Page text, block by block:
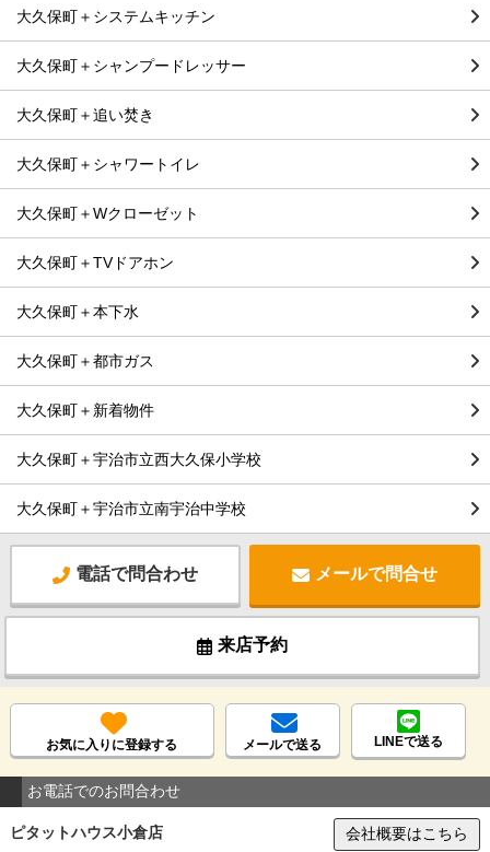
大久保町＋システムキッチン
大久保町＋シャンプードレッサー
大久保町＋追い焚き
大久保町＋シャワートイレ
大久保町＋Wクローゼット
大久保町＋TVドアホン
大久保町＋本下水
大久保町＋都市ガス
大久保町＋新着物件
大久保町＋宇治市立西大久保小学校
大久保町＋宇治市立南宇治中学校
電話で問合わせ メールで問合せ
来店予約
お気に入りに登録する メールで送る LINEで送る
お電話でのお問合わせ
ピタットハウス小倉店 会社概要はこちら